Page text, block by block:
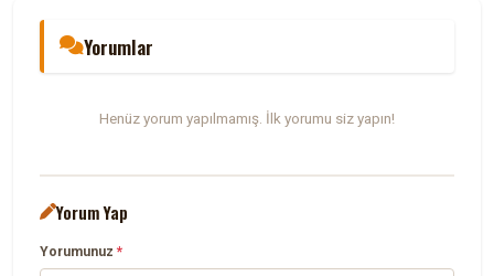
Yorumlar
Henüz yorum yapılmamış. İlk yorumu siz yapın!
Yorum Yap
Yorumunuz*